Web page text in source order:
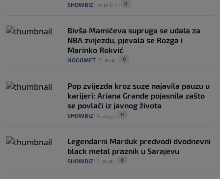
SHOWBIZ prije 6 h 0
Bivša Mamićeva supruga se udala za
NBA zvijezdu, pjevala se Rozga i
Marinko Rokvić
NOGOMET 5. aug. 0
Pop zvijezda kroz suze najavila pauzu u
karijeri: Ariana Grande pojasnila zašto
se povlači iz javnog života
SHOWBIZ 4. aug. 0
Legendarni Marduk predvodi dvodnevni
black metal praznik u Sarajevu
SHOWBIZ 3. aug. 0